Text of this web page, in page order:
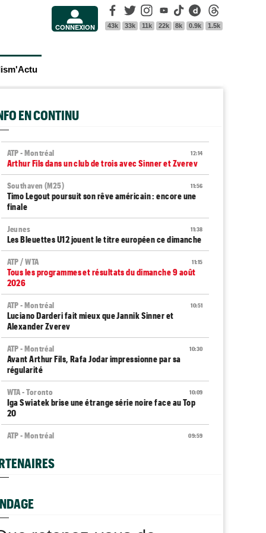
CONNEXION
Facebook
43k
Twitter
33k
Instagram
11k
Youtube
22k
Tik Tok
8k
Dailymotion
0.9k 1.5k
EN CONTINU
12:14
ATP - Montréal
Arthur Fils dans un club de trois avec Sinner et Zverev
11:56
Southaven (M25)
Timo Legout poursuit son rêve américain : encore une
finale
11:38
Jeunes
Les Bleuettes U12 jouent le titre européen ce dimanche
11:15
ATP / WTA
Tous les programmes et résultats du dimanche 9 août
2026
10:51
ATP - Montréal
Luciano Darderi fait mieux que Jannik Sinner et
Alexander Zverev
10:30
ATP - Montréal
Avant Arthur Fils, Rafa Jodar impressionne par sa
régularité
10:09
WTA - Toronto
Iga Swiatek brise une étrange série noire face au Top
20
09:59
ATP - Montréal
Média
WTA
Haddad Maia en pause jusqu'en 2027, João Fonseca